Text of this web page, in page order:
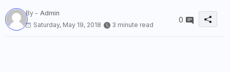
By - Admin
Saturday, May 19, 2018
3 minute read
0